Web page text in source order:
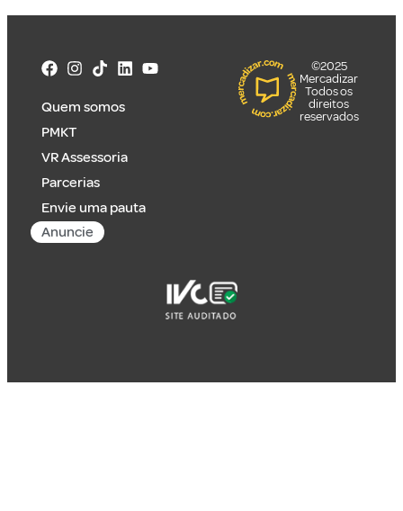
Quem somos
PMKT
VR Assessoria
Parcerias
Envie uma pauta
Anuncie
©2025
Mercadizar
Todos os
direitos
reservados